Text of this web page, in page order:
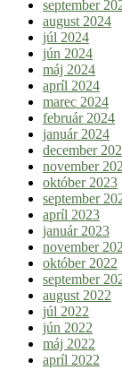
september
august 2024
júl 2024
jún 2024
máj 2024
apríl 2024
marec 2024
február 2024
január 2024
december
november
október 2023
september
apríl 2023
január 2023
november
október 2022
september
august 2022
júl 2022
jún 2022
máj 2022
apríl 2022